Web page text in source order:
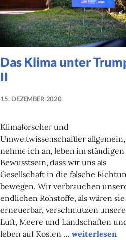
Das Klima unter
II
15. DEZEMBER 2020
Klimaforscher und
Umweltwissenschaftler allgemein,
nehme ich an, leben im ständigen
Bewusstsein, dass wir uns als
Gesellschaft in die falsche
bewegen. Wir verbrauchen
endlichen Rohstoffe, als wären sie
erneuerbar, verschmutzen unsere
Luft, Meere und Landschaften
leben auf Kosten … Das Klima
weiterlesen